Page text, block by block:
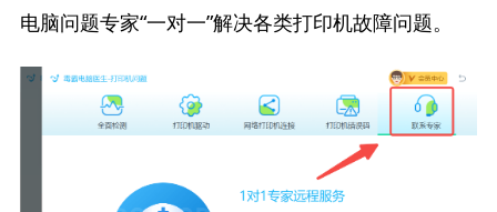
电脑问题专家“一对一”解决各类打印机故障问题。